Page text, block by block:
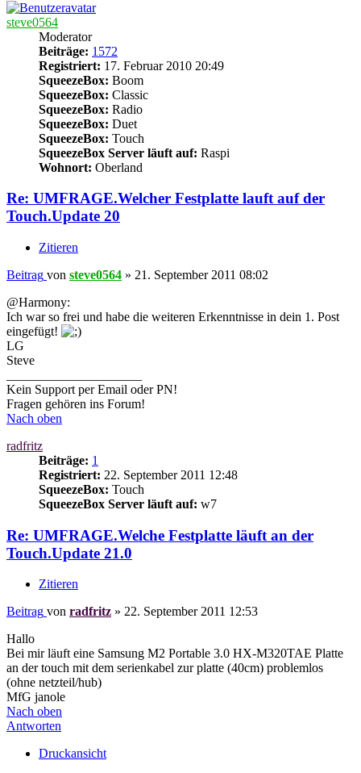
steve0564
Moderator
Beiträge: 1572
Registriert: 17. Februar 2010 20:49
SqueezeBox: Boom
SqueezeBox: Classic
SqueezeBox: Radio
SqueezeBox: Duet
SqueezeBox: Touch
SqueezeBox Server läuft auf: Raspi
Wohnort: Oberland
Re: UMFRAGE.Welcher Festplatte lauft auf der
Touch.Update 20
Zitieren
Beitrag von steve0564 » 21. September 2011 08:02
@Harmony:
Ich war so frei und habe die weiteren Erkenntnisse in dein 1. Post
eingefügt!
LG
Steve
Kein Support per Email oder PN!
Fragen gehören ins Forum!
Nach oben
radfritz
Beiträge: 1
Registriert: 22. September 2011 12:48
SqueezeBox: Touch
SqueezeBox Server läuft auf: w7
Re: UMFRAGE.Welche Festplatte läuft an der
Touch.Update 21.0
Zitieren
Beitrag von radfritz » 22. September 2011 12:53
Hallo
Bei mir läuft eine Samsung M2 Portable 3.0 HX-M320TAE Platte
an der touch mit dem serienkabel zur platte (40cm) problemlos
(ohne netzteil/hub)
MfG janole
Nach oben
Antworten
Druckansicht